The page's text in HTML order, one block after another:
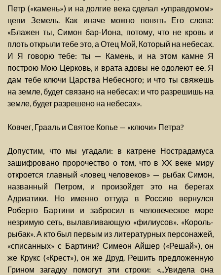
Петр («камень») и на долгие века сделал «управдомом»
цепи Земель. Как иначе можно понять Его слова:
«Блажен ты, Симон бар-Иона, потому, что не кровь и
плоть открыли тебе это, а Отец Мой, Который на небесах.
И Я говорю тебе: ты — Камень, и на этом камне Я
построю Мою Церковь, и врата адовы не одолеют ее. Я
дам тебе ключи Царства Небесного; и что ты свяжешь
на земле, будет связано на небесах: и что разрешишь на
земле, будет разрешено на небесах».
Ковчег, Грааль и Святое Копье — «ключи» Петра?
Допустим, что мы угадали: в катрене Нострадамуса
зашифровано пророчество о том, что в XX веке миру
откроется главный «ловец человеков» — рыбак Симон,
названный Петром, и произойдет это на берегах
Адриатики. Но именно оттуда в Россию вернулся
Роберто Бартини и забросил в человеческое море
незримую сеть, вылавливающую «филиусов». «Король-
рыбак». А кто был первым из литературных персонажей,
«списанных» с Бартини? Симеон Айшер («Решай»), он
же Крукс («Крест»), он же Друд. Решить предложенную
Грином загадку помогут эти строки: «...Увидела она